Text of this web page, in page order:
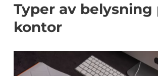
Typer av belysning
kontor